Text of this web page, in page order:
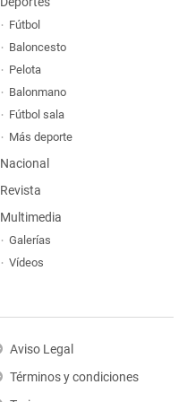
Fútbol
Baloncesto
Pelota
Balonmano
Fútbol sala
Más deporte
Nacional
Revista
Multimedia
Galerías
Vídeos
Aviso Legal
Términos y condiciones